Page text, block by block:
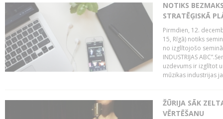
NOTIKS
STRATĒĢISKĀ
Pirmdien, 12.
15, Rīgā) notiks
no izglītojošo
INDUSTRIJAS
uzdevums ir izglītot
mūzikas industrijas
ŽŪRIJA SĀK
VĒRTĒŠANU